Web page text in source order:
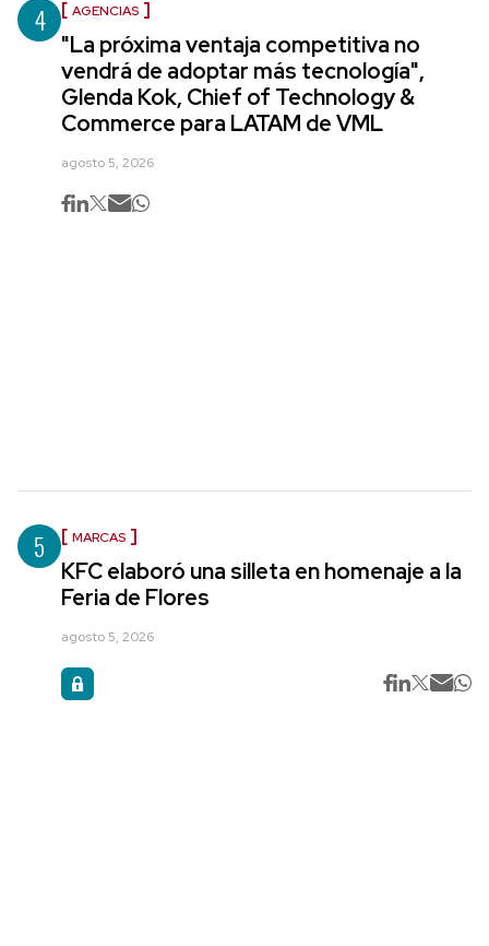
4 AGENCIAS
"La próxima ventaja competitiva no
vendrá de adoptar más tecnología",
Glenda Kok, Chief of Technology &
Commerce para LATAM de VML
agosto 5, 2026
5 MARCAS
KFC elaboró una silleta en homenaje a la
Feria de Flores
agosto 5, 2026